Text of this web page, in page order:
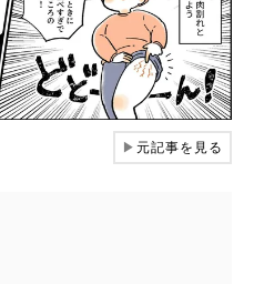
▶元記事を見る